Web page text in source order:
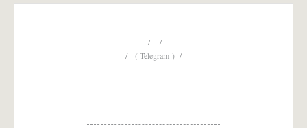
/ /
/ ( Telegram ) /